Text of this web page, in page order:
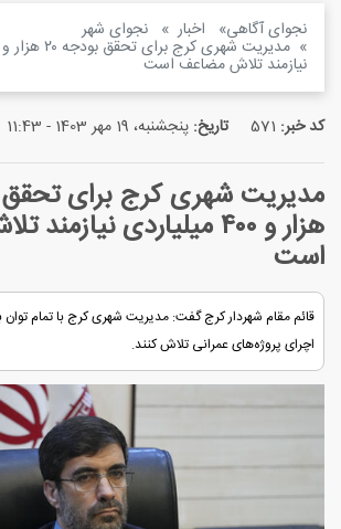
نجوای آگاهی اخبار نجوای شهر
نیازمند تلاش مضاعف است
کد خبر: 571 تاریخ: پنجشنبه، 19 مهر 1403 - 11:43
هزار و ۴۰۰ میلیاردی
است
قائم مقام شهردار کرج گفت: مدیریت شهری کرج با تمام
اچرای پروژه‌های عمرانی تلاش کنند.